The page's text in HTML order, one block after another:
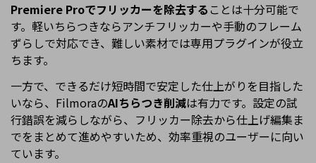
Premiere Proでフリッカーを除去する ことは十分可能で
す。軽いちらつきならアンチフリッカーや手動のフレーム
ずらしで対応でき、難しい素材では専用プラグインが役立
ちます。
一方で、できるだけ短時間で安定した仕上がりを目指した
いなら、FilmoraのAIちらつき削減は有力です。設定の試
行錯誤を減らしながら、フリッカー除去から仕上げ編集ま
でをまとめて進めやすいため、効率重視のユーザーに向い
ています。